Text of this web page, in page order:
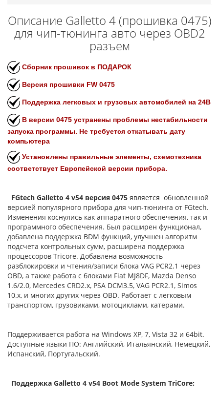
Описание Galletto 4 (прошивка 0475)
для чип-тюнинга авто через OBD2
разъем
Сборник прошивок в ПОДАРОК
Версия прошивки FW 0475
Поддержка легковых и грузовых автомобилей на 24В
В версии 0475 устранены проблемы нестабильности
запуска программы. Не требуется откатывать дату
компьютера
Установлены правильные элементы, схемотехника
соответствует Европейской версии прибора.
FGtech Galletto 4 v54 версия 0475 является обновленной
версией популярного прибора для чип-тюнинга от FGtech.
Изменения коснулись как аппаратного обеспечения, так и
программного обеспечения. Был расширен функционал,
добавлена поддержка BDM функций, улучшен алгоритм
подсчета контрольных сумм, расширена поддержка
процессоров Tricore. Добавлена возможность
разблокировки и чтения/записи блока VAG PCR2.1 через
OBD, а также работа с блоками Fiat MJ8DF, Mazda Denso
1.6/2.0, Mercedes CRD2.x, PSA DCM3.5, VAG PCR2.1, Simos
10.x, и многих других через OBD. Работает с легковым
транспортом, грузовиками, мотоциклами, катерами.
Поддерживается работа на Windows XP, 7, Vista 32 и 64bit.
Доступные языки ПО: Английский, Итальянский, Немецкий,
Испанский, Португальский.
Поддержка Galletto 4 v54 Boot Mode System TriCore: